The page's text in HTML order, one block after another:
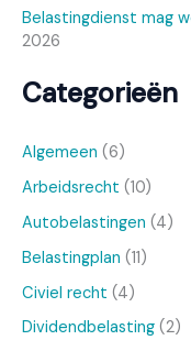
Belastingdienst mag
2026
Categorieën
Algemeen (6)
Arbeidsrecht (10)
Autobelastingen (4)
Belastingplan (11)
Civiel recht (4)
Dividendbelasting (2)